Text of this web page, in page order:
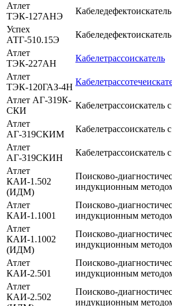
Атлет
ТЭК-127АНЭ
Кабеледефектоискатель
Успех
АТГ-510.15Э
Кабеледефектоискатель
Атлет
ТЭК-227АН
Кабелетрассоискатель
Атлет
ТЭК-120ГАЗ-4Н
Атлет АГ-319К-
СКИ
Атлет
АГ-319СКИМ
Атлет
АГ-319СКИН
Кабелетрассоискатель
Атлет
КАИ-1.502
(ИДМ)
Поисково-
индукционным
Атлет
КАИ-1.1001
Поисково-
индукционным
Атлет
КАИ-1.1002
(ИДМ)
Поисково-
индукционным
Атлет
КАИ-2.501
Поисково-
индукционным
Атлет
КАИ-2.502
Поисково-
индукционным